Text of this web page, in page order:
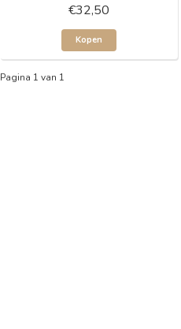
€32,50
Kopen
Pagina 1 van 1